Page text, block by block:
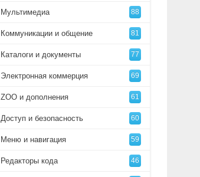
Мультимедиа 88
Коммуникации и общение 81
Каталоги и документы 77
Электронная коммерция 69
ZOO и дополнения 61
Доступ и безопасность 60
Меню и навигация 59
Редакторы кода 46